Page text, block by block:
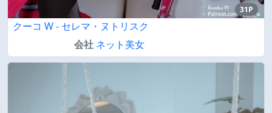
31P
クーコ W - セレマ・ヌトリスク
会社 ネット美女